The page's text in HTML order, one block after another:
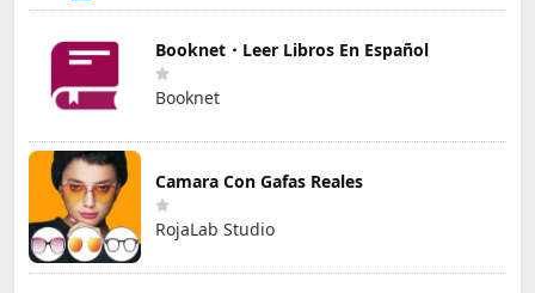
Booknet・Leer Libros En Español
Booknet
Camara Con Gafas Reales
RojaLab Studio